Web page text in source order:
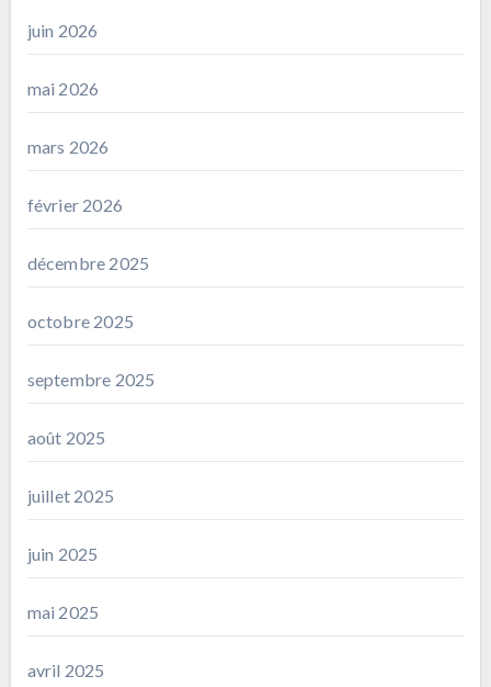
juin 2026
mai 2026
mars 2026
février 2026
décembre 2025
octobre 2025
septembre 2025
août 2025
juillet 2025
juin 2025
mai 2025
avril 2025